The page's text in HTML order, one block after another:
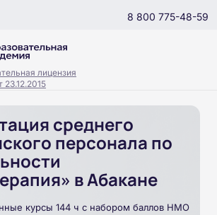
8 800 775-48-59
лицензия
23.12.2015
среднего
персонала по
в Абакане
курсы 144 ч с набором баллов НМО